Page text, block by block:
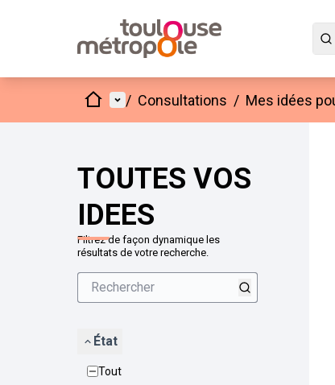
AccueilMenu principal
/ Consultations / Mes idées
TOUTES VOS
IDEES
Filtrez de façon dynamique les
résultats de votre recherche.
État
Tout